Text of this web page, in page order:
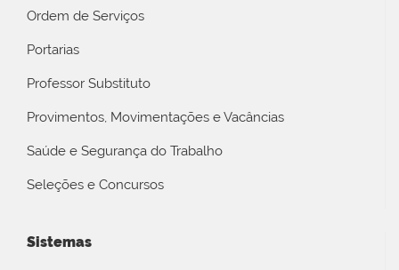
Ordem de Serviços
Portarias
Professor Substituto
Provimentos, Movimentações e Vacâncias
Saúde e Segurança do Trabalho
Seleções e Concursos
Sistemas